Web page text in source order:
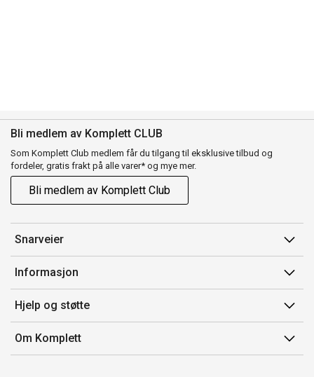
Bli medlem av Komplett CLUB
Som Komplett Club medlem får du tilgang til eksklusive tilbud og
fordeler, gratis frakt på alle varer* og mye mer.
Bli medlem av Komplett Club
Snarveier
Min side
Ordreoversikt
Flex
Komplett Club
Informasjon
Salgsbetingelser
Medlemsvilkår for Komplett Club
Merker/produsent
Hjelp og støtte
Kontakt oss
Kundeservice
Om Komplett